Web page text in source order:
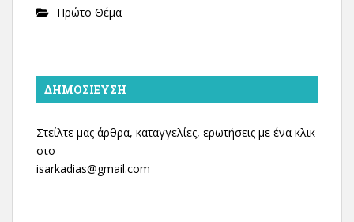
Πρώτο Θέμα
ΔΗΜΟΣΊΕΥΣΗ
Στείλτε μας άρθρα, καταγγελίες, ερωτήσεις με ένα κλικ
στο
isarkadias@gmail.com